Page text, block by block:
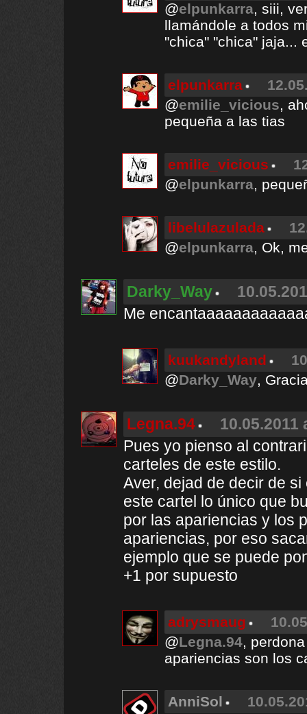
@elpunkarra, siii,
llamándole a todos
"chica" "chica" jaja...
elpunkarra
@emilie_vicious,
pequeña a las tias
emilie_vicious
@elpunkarra,
libelulazulada
@elpunkarra, Ok,
Darky_Way
Me
kuukandyland
@Darky_Way,
Legna.94
10.05.2011
Pues yo pienso al
carteles de este estilo.
Aver, dejad de decir de
este cartel lo único que
por las apariencias y los
apariencias, por eso
ejemplo que se puede
+1 por supuesto
adrysmaug
@Legna.94,
apariencias son los
AnniSol